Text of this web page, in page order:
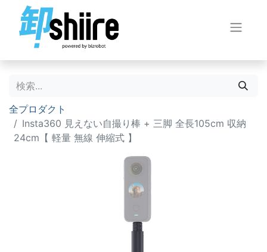
全プロダクト
Insta360 見えない自撮り棒 + 三脚 全長105cm 収納
24cm【 軽量 無線 伸縮式 】